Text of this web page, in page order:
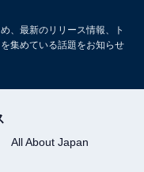
、最新のリリース情報、ト
集めている話題をお知らせ
All About Japan